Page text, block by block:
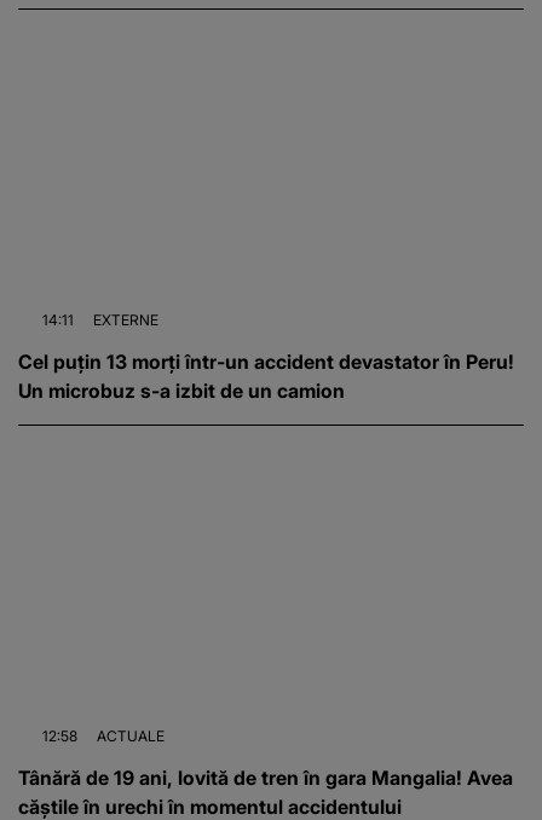
14:11 EXTERNE
Cel puțin 13 morți într-un accident devastator în Peru!
Un microbuz s-a izbit de un camion
12:58 ACTUALE
Tânără de 19 ani, lovită de tren în gara Mangalia! Avea
căștile în urechi în momentul accidentului